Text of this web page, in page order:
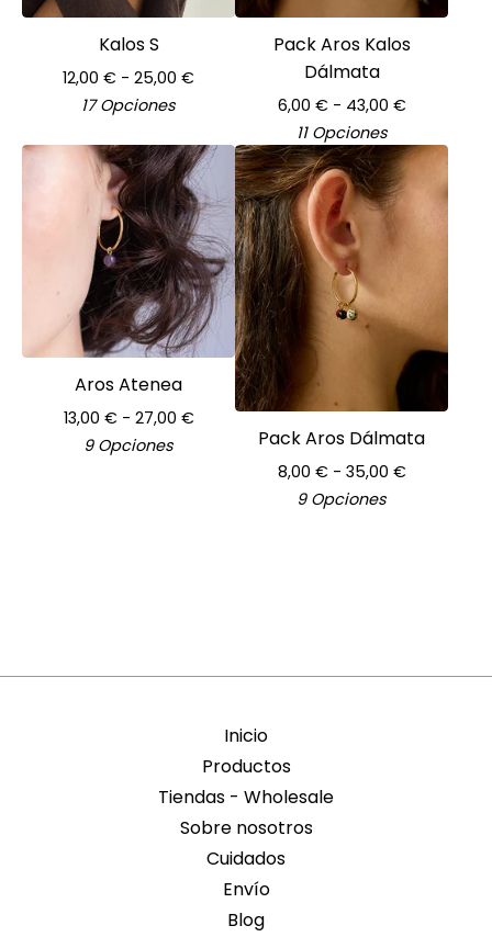
Kalos S
12,00 € - 25,00 €
17 Opciones
Pack Aros Kalos
Dálmata
6,00 €- 43,00 €
11 Opciones
Aros Atenea
13,00 €- 27,00 €
9 Opciones
Pack Aros Dálmata
8,00 €- 35,00 €
9 Opciones
Inicio
Productos
Tiendas - Wholesale
Sobre nosotros
Cuidados
Envío
Blog